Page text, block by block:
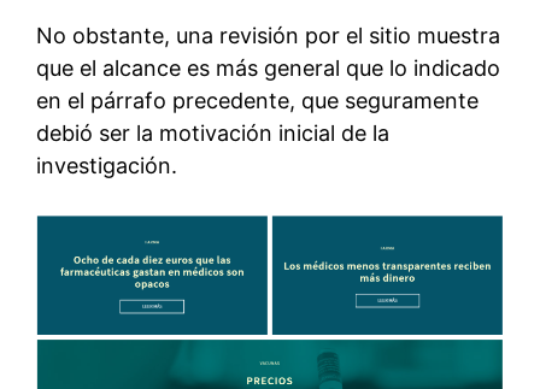
No obstante, una revisión por el sitio muestra
que el alcance es más general que lo indicado
en el párrafo precedente, que seguramente
debió ser la motivación inicial de la
investigación.